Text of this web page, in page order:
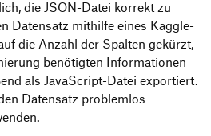
die JSON-Datei korrekt zu
Datensatz mithilfe eines Kaggle-
die Anzahl der Spalten gekürzt,
benötigten Informationen
als JavaScript-Datei exportiert.
Datensatz problemlos